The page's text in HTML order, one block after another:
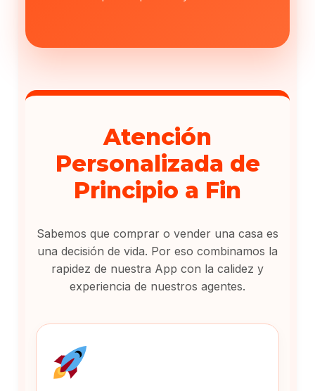
Atención
Personalizada de
Principio a Fin
Sabemos que comprar o vender una casa es
una decisión de vida. Por eso combinamos la
rapidez de nuestra App con la calidez y
experiencia de nuestros agentes.